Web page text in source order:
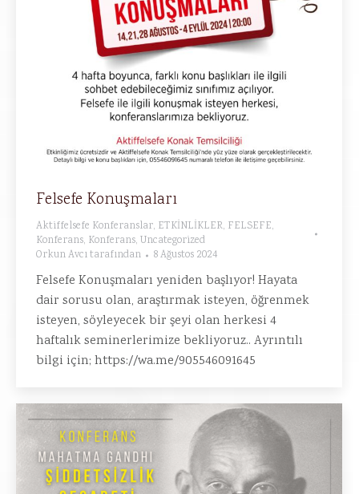
Felsefe Konuşmaları
Aktiffelsefe Konferanslar, ETKİNLİKLER, FELSEFE,
Konferans, Konferans, Uncategorized
Orkun Avcıtarafından 8 Ağustos 2024
Felsefe Konuşmaları yeniden başlıyor! Hayata
dair sorusu olan, araştırmak isteyen, öğrenmek
isteyen, söyleyecek bir şeyi olan herkesi 4
haftalık seminerlerimize bekliyoruz.. Ayrıntılı
bilgi için; https://wa.me/905546091645